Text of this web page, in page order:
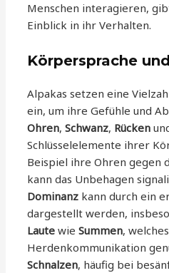
Menschen interagieren,
Einblick in ihr Verhalten.
Körpersprache
Alpakas setzen eine
ein, um ihre Gefühle und
Ohren,Schwanz, Rücken
Schlüsselelemente ihrer
Beispiel ihre Ohren gegen
kann das Unbehagen
Dominanz kann durch ein
dargestellt werden,
Laute wieSummen,
Herdenkommunikation
Schnalzen, häufig bei